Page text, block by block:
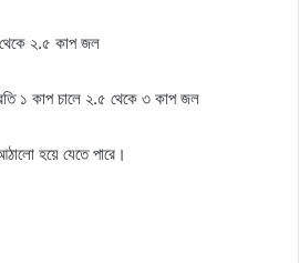
থেকে ২.৫ কাপ জল
১ কাপ চালে ২.৫ থেকে ৩ কাপ জল
হয়ে যেতে পারে।